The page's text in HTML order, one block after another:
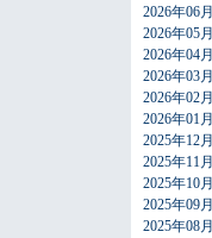
2026年06月
2026年05月
2026年04月
2026年03月
2026年02月
2026年01月
2025年12月
2025年11月
2025年10月
2025年09月
2025年08月